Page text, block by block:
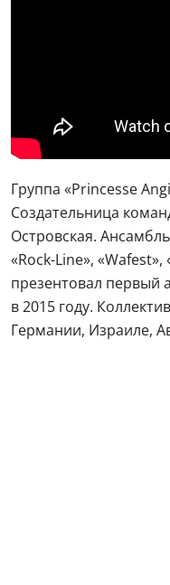
Группа «Princesse
Создательница
Островская.
«Rock-Line»,
презентовал первый
в 2015 году.
Германии, Израиле,